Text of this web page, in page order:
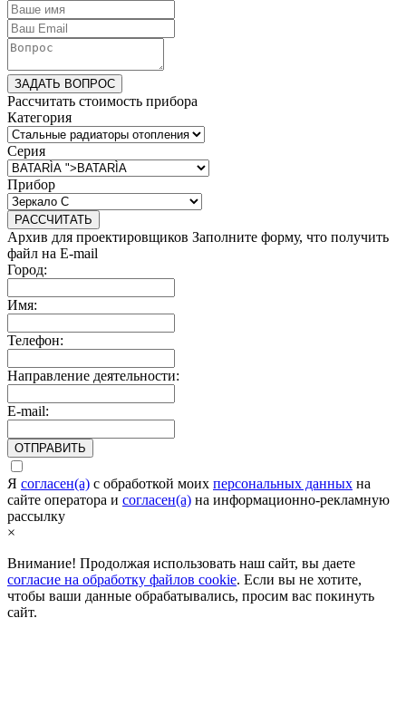
ЗАДАТЬ ВОПРОС
Рассчитать стоимость прибора
Категория
Серия
Прибор
РАССЧИТАТЬ
Архив для проектировщиков Заполните форму, что получить
файл на E-mail
Город:
Имя:
Телефон:
Направление деятельности:
E-mail:
ОТПРАВИТЬ
Я согласен(а) c обработкой моих персональных данных на
сайте оператора и согласен(а) на информационно-рекламную
рассылку
×
Внимание! Продолжая использовать наш сайт, вы даете
согласие на обработку файлов cookie. Если вы не хотите,
чтобы ваши данные обрабатывались, просим вас покинуть
сайт.